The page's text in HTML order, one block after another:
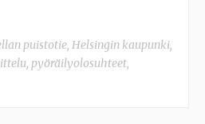
puistotie, Helsingin kaupunki,
, pyöräilyolosuhteet,